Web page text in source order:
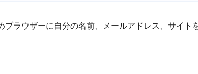
ラウザーに自分の名前、メールアドレス、サイト